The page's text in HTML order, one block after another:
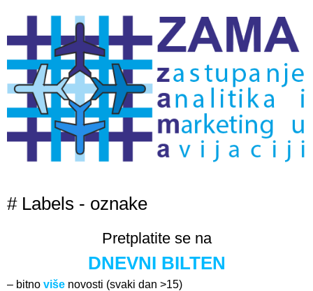
# Labels - oznake
Pretplatite se na
DNEVNI BILTEN
– bitno više novosti (svaki dan >15)